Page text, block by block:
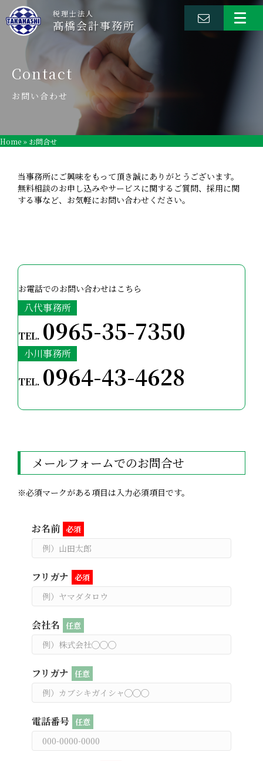
税理士法人
髙橋会計事務所
Contact
お問い合わせ
Home » お問合せ
当事務所にご興味をもって頂き誠にありがとうございます。
無料相談のお申し込みやサービスに関するご質問、採用に関
する事など、お気軽にお問い合わせください。
お電話でのお問い合わせはこちら
八代事務所
TEL. 0965-35-7350
小川事務所
TEL. 0964-43-4628
メールフォームでのお問合せ
※必須マークがある項目は入力必須項目です。
お名前 必須
フリガナ 必須
会社名 任意
フリガナ 任意
電話番号 任意